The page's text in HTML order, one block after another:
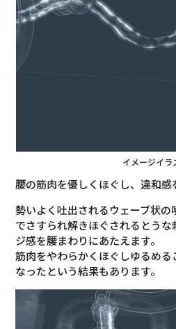
イメージイラ
腰の筋肉を優しくほぐし、違和感
勢いよく吐出されるウェーブ状の
でさすられ解きほぐされるとう
ジ感を腰まわりにあたえます。
筋肉をやわらかくほぐしゆるめ
なったという結果もあります。